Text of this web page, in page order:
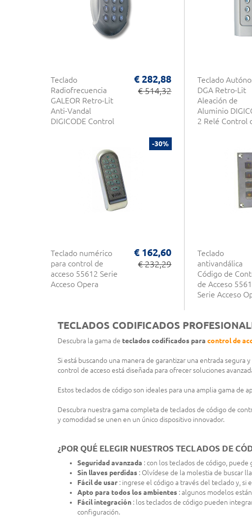
Teclado
Radiofrecuencia
GALEOR Retro-Lit
Anti-Vandal
DIGICODE Control
€ 282,88
€ 514,32
Teclado
DGA Retro-Lit
Aleación de
Aluminio
2 Relé Control
-30%
Teclado numérico
para control de
acceso 55612 Serie
Acceso Opera
€ 162,60
€ 232,29
Teclado
antivandálica
Código de
de Acceso
Serie Acceso
TECLADOS CODIFICADOS
Descubra la gama de teclados codificados para control de
Si está buscando una manera de garantizar una entrada
control de acceso está diseñada para ofrecer soluciones
Estos teclados de código son ideales para una amplia gama de
Descubra nuestra gama completa de teclados de código de
y comodidad se unen en un único dispositivo innovador.
¿POR QUÉ ELEGIR NUESTROS TECLADOS DE
Seguridad avanzada : con los teclados de código,
Sin llaves perdidas : Olvídese de la molestia de buscar
Fácil de usar : ingrese el código a través del teclado y, si
Apto para todos los ambientes : algunos modelos
Fácil integración : los teclados de código pueden
configuración.